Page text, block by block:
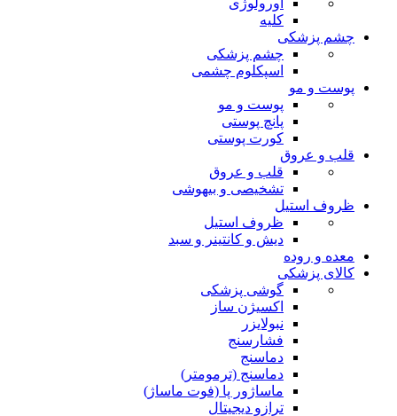
کلیه
چشم پزشکی
چشم پزشکی
اسپکلوم چشمی
پوست و مو
پوست و مو
پانچ پوستی
کورت پوستی
قلب و عروق
قلب و عروق
تشخیصی و بیهوشی
ظروف استیل
ظروف استیل
دیش و کانتینر و سبد
معده و روده
کالای پزشکی
گوشی پزشکی
اکسیژن ساز
نبولایزر
فشارسنج
دماسنج
دماسنج (ترمومتر)
ماساژور پا (فوت ماساژ)
ترازو دیجیتال